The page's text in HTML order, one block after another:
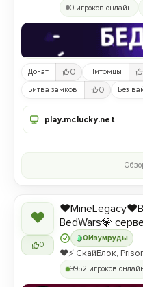
0 игроков онлайн
Донат 0 Питомцы
Битва замков 0 Без
play.mclucky.net
❤
0
0 Изумруды
BedWars💎
❤️⚡️ СкайБлок,
9952 игроков